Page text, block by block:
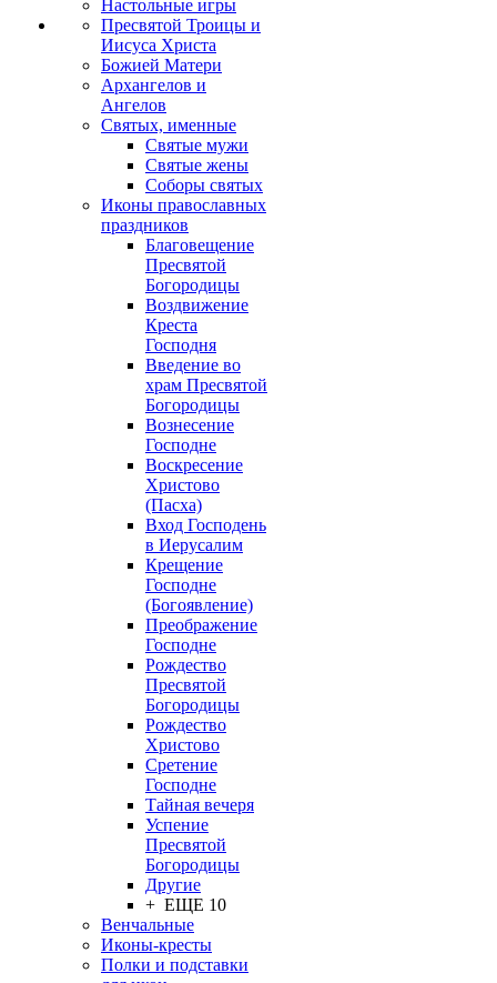
Настольные игры
Пресвятой Троицы и
Иисуса Христа
Божией Матери
Архангелов и
Ангелов
Святых, именные
Святые мужи
Святые жены
Соборы святых
Иконы православных
праздников
Благовещение
Пресвятой
Богородицы
Воздвижение
Креста
Господня
Введение во
храм Пресвятой
Богородицы
Вознесение
Господне
Воскресение
Христово
(Пасха)
Вход Господень
в Иерусалим
Крещение
Господне
(Богоявление)
Преображение
Господне
Рождество
Пресвятой
Богородицы
Рождество
Христово
Сретение
Господне
Тайная вечеря
Успение
Пресвятой
Богородицы
Другие
+ ЕЩЕ 10
Венчальные
Иконы-кресты
Полки и подставки